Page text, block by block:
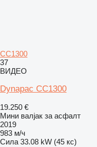
CC1300
37
ВИДЕО
Dynapac CC1300
19.250 €
Мини валјак за асфалт
2019
983 м/ч
Сила 33.08 kW (45 кс)